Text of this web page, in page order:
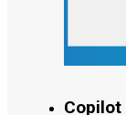
Copilot